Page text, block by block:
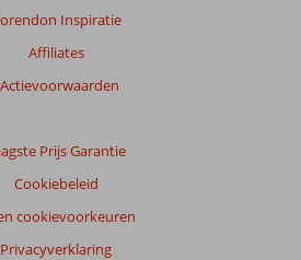
Inspiratie
Affiliates
Prijs Garantie
Cookiebeleid
cookievoorkeuren
Privacyverklaring